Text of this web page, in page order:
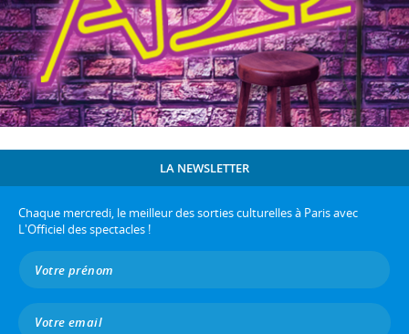
LA NEWSLETTER
Chaque mercredi, le meilleur des sorties culturelles à Paris avec
L'Officiel des spectacles !